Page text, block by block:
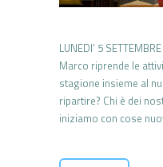
LUNEDI’ 5
Marco riprende le
stagione insieme al
ripartire? Chi è dei
iniziamo con cose